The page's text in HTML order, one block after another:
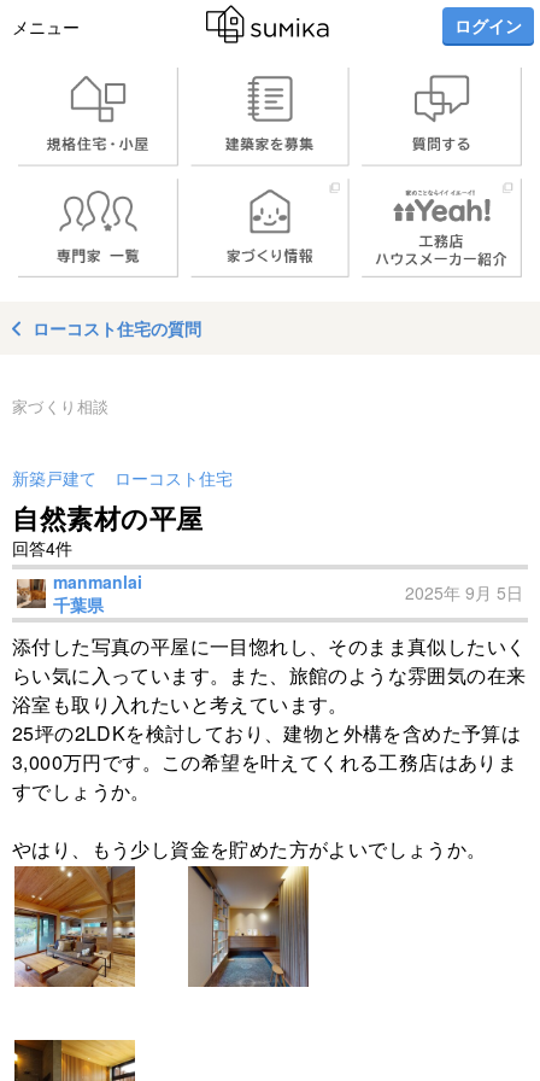
メニュー ログイン
ローコスト住宅の質問
家づくり相談
新築戸建て ローコスト住宅
自然素材の平屋
回答4件
manmanlai
千葉県
2025年 9月 5日
添付した写真の平屋に一目惚れし、そのまま真似したいく
らい気に入っています。また、旅館のような雰囲気の在来
浴室も取り入れたいと考えています。
25坪の2LDKを検討しており、建物と外構を含めた予算は
3,000万円です。この希望を叶えてくれる工務店はありま
すでしょうか。
やはり、もう少し資金を貯めた方がよいでしょうか。